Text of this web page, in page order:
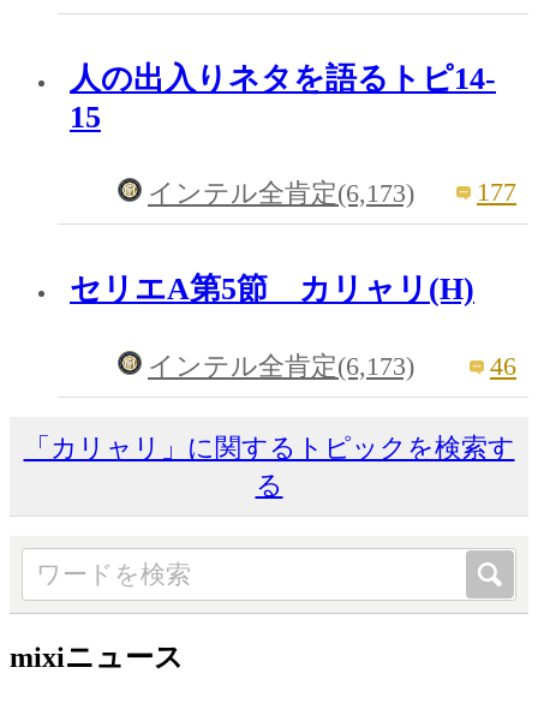
人の出入りネタを語るトピ14-
15
インテル全肯定(6,173) 177
セリエA第5節 カリャリ(H)
インテル全肯定(6,173) 46
「カリャリ」に関するトピックを検索す
る
mixiニュース